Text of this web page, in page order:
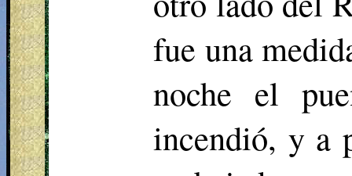
fue una
noche el
incendió, y a